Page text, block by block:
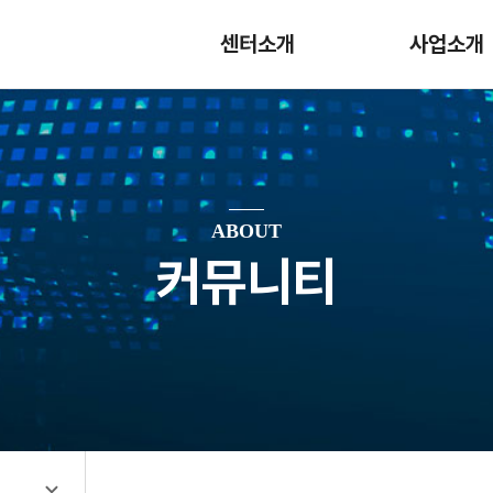
센터소개 사업소개
ABOUT
커뮤니티